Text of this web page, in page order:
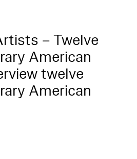
– Twelve
American
twelve
American